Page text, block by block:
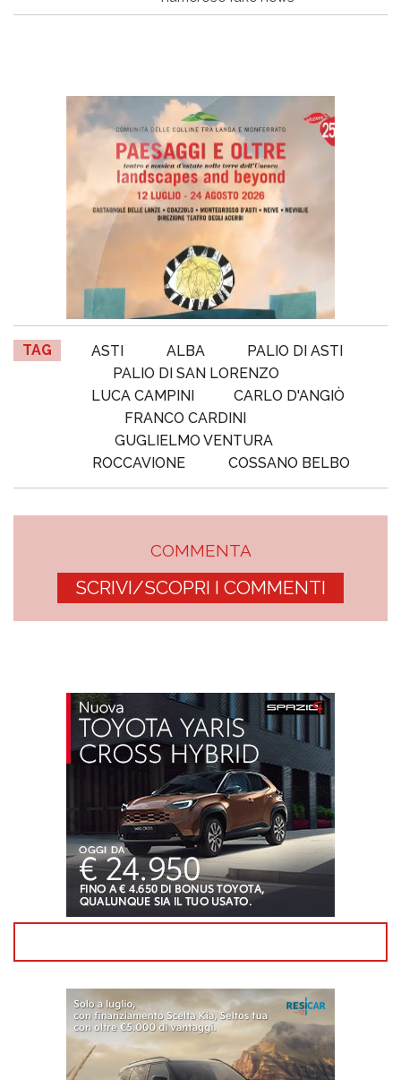
TAG ASTI ALBA
PALIO DI ASTI
PALIO DI SAN LORENZO
LUCA CAMPINI
CARLO D'ANGIÒ
FRANCO CARDINI
GUGLIELMO VENTURA
ROCCAVIONE
COSSANO BELBO
COMMENTA
SCRIVI/SCOPRI I COMMENTI